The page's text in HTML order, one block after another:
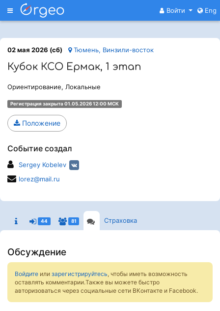
Меню Войти Eng
02 мая 2026 (сб) Тюмень, Винзили-восток
Кубок КСО Ермак, 1 этап
Ориентирование, Локальные
Регистрация закрыта 01.05.2026 12:00 МСК
Положение
Событие создал
Sergey Kobelev
lorez@mail.ru
44 81 Страховка
Обсуждение
Войдите или зарегистрируйтесь, чтобы иметь возможность
оставлять комментарии.Также вы можете быстро
авторизоваться через социальные сети ВКонтакте и Facebook.